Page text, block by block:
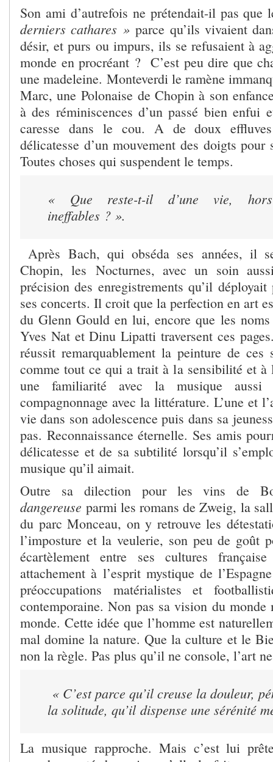
Son ami d’autrefois ne prétendait-il pas que
derniers cathares »parce qu’ils vivaient
désir, et purs ou impurs, ils se refusaient à
monde en procréant ? C’est peu dire que
une madeleine. Monteverdi le ramène
Marc, une Polonaise de Chopin à son
à des réminiscences d’un passé bien enfui
caresse dans le cou. A de doux
délicatesse d’un mouvement des doigts pour
Toutes choses qui suspendent le temps.
« Que reste-t-il d’une vie,
ineffables ? ».
Après Bach, qui obséda ses années, il
Chopin, les Nocturnes, avec un soin
précision des enregistrements qu’il déployait
ses concerts. Il croit que la perfection en art
du Glenn Gould en lui, encore que les
Yves Nat et Dinu Lipatti traversent ces
réussit remarquablement la peinture de ces
comme tout ce qui a trait à la sensibilité et à
une familiarité avec la musique aussi
compagnonnage avec la littérature. L’une et
vie dans son adolescence puis dans sa
pas. Reconnaissance éternelle. Ses amis
délicatesse et de sa subtilité lorsqu’il
musique qu’il aimait.
Outre sa dilection pour les vins de
dangereuse parmi les romans de Zweig, la
du parc Monceau, on y retrouve les
l’imposture et la veulerie, son peu de goût
écartèlement entre ses cultures
attachement à l’esprit mystique de
préoccupations matérialistes et
contemporaine. Non pas sa vision du monde
monde. Cette idée que l’homme est
mal domine la nature. Que la culture et le
non la règle. Pas plus qu’il ne console, l’art
« C’est parce qu’il creuse la douleur,
la solitude, qu’il dispense une sérénité
La musique rapproche. Mais c’est lui